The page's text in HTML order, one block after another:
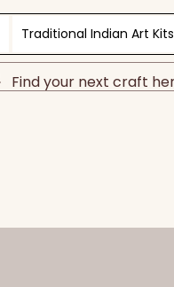
Traditional Indian Art Kits